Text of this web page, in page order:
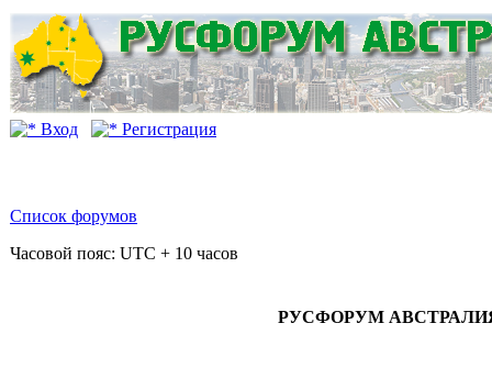
Вход Регистрация
Список форумов
Часовой пояс: UTC + 10 часов
РУСФОРУМ АВСТРАЛИЯ -